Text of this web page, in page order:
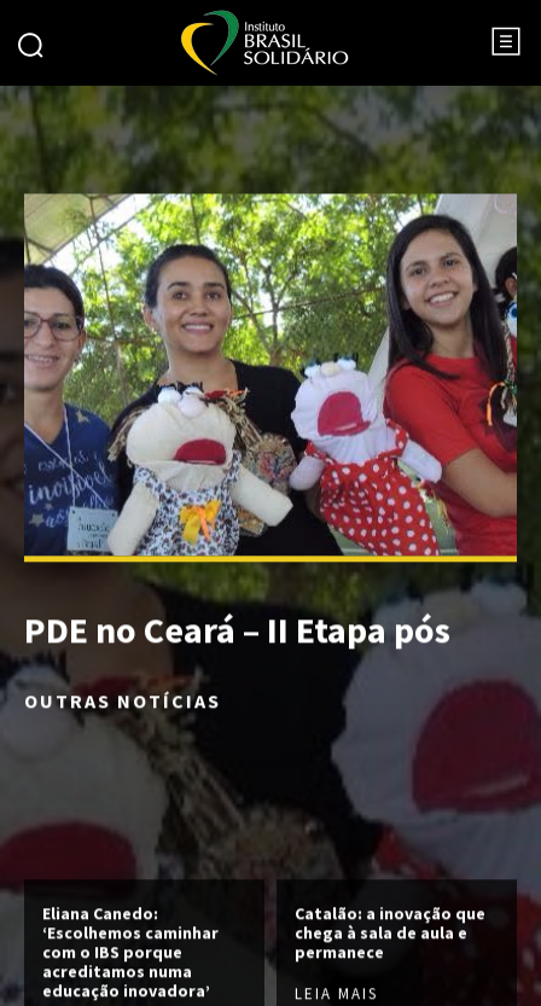
PDE no Ceará – II Etapa pós
OUTRAS NOTÍCIAS
Eliana Canedo:
‘Escolhemos caminhar
com o IBS porque
acreditamos numa
educação inovadora’
Catalão: a inovação que
chega à sala de aula e
permanece
LEIA MAIS